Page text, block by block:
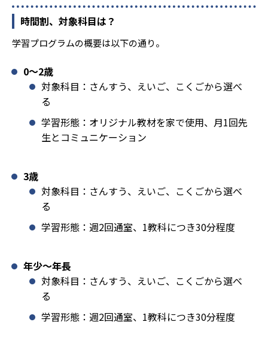
時間割、対象科目は？
学習プログラムの概要は以下の通り。
0〜2歳
対象科目：さんすう、えいご、こくごから選べ
る
学習形態：オリジナル教材を家で使用、月1回先
生とコミュニケーション
3歳
対象科目：さんすう、えいご、こくごから選べ
る
学習形態：週2回通室、1教科につき30分程度
年少〜年長
対象科目：さんすう、えいご、こくごから選べ
る
学習形態：週2回通室、1教科につき30分程度